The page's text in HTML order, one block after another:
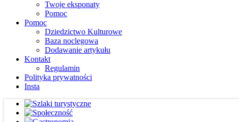
Twoje eksponaty
Pomoc
Pomoc
Dziedzictwo Kulturowe
Baza noclegowa
Dodawanie artykułu
Kontakt
Regulamin
Polityka prywatności
Insta